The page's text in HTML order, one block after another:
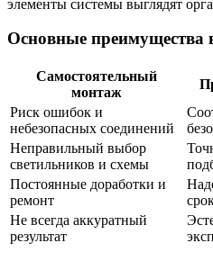
элементы системы выглядят
Основные преимущества
Самостоятельный
монтаж
Риск ошибок и
небезопасных соединений
Неправильный выбор
светильников и схемы
Постоянные доработки и
ремонт
Не всегда аккуратный
результат